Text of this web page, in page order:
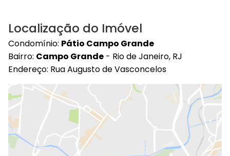
Localização do Imóvel
Condomínio: Pátio Campo Grande
Bairro: Campo Grande - Rio de Janeiro, RJ
Endereço: Rua Augusto de Vasconcelos